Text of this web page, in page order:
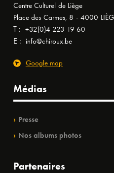
Centre Culturel de Liège
Place des Carmes, 8 - 4000
T : +32(0)4 223 19 60
E : info@chiroux.be
Google map
Médias
Presse
Nos albums photos
Partenaires